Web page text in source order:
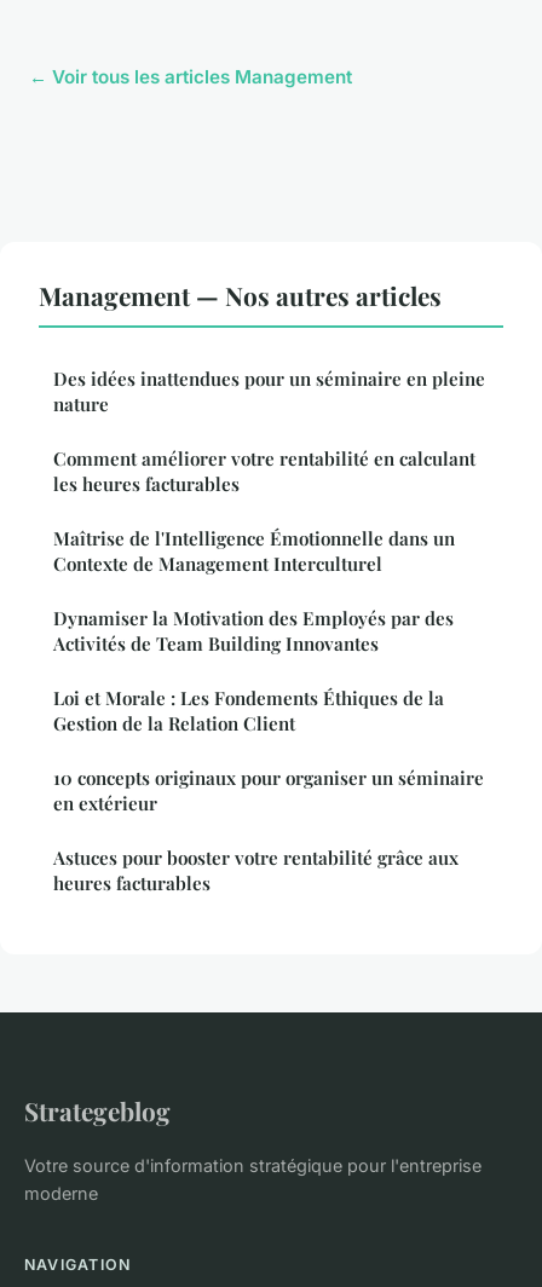
← Voir tous les articles Management
Management — Nos autres articles
Des idées inattendues pour un séminaire en pleine
nature
Comment améliorer votre rentabilité en calculant
les heures facturables
Maîtrise de l'Intelligence Émotionnelle dans un
Contexte de Management Interculturel
Dynamiser la Motivation des Employés par des
Activités de Team Building Innovantes
Loi et Morale : Les Fondements Éthiques de la
Gestion de la Relation Client
10 concepts originaux pour organiser un séminaire
en extérieur
Astuces pour booster votre rentabilité grâce aux
heures facturables
Strategeblog
Votre source d'information stratégique pour l'entreprise
moderne
NAVIGATION